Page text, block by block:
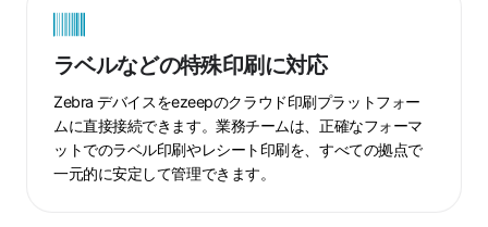
ラベルなどの特殊印刷に対応
Zebra デバイスをezeepのクラウド印刷プラットフォー
ムに直接接続できます。業務チームは、正確なフォーマ
ットでのラベル印刷やレシート印刷を、すべての拠点で
一元的に安定して管理できます。
ル
な
ど
の
特